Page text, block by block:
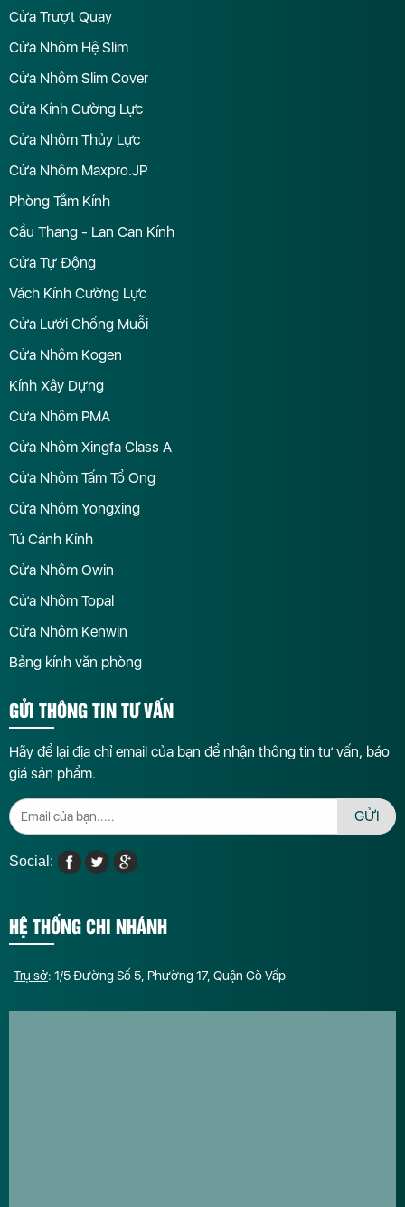
Cửa Trượt Quay
Cửa Nhôm Hệ Slim
Cửa Nhôm Slim Cover
Cửa Kính Cường Lực
Cửa Nhôm Thủy Lực
Cửa Nhôm Maxpro.JP
Phòng Tắm Kính
Cầu Thang - Lan Can Kính
Cửa Tự Động
Vách Kính Cường Lực
Cửa Lưới Chống Muỗi
Cửa Nhôm Kogen
Kính Xây Dựng
Cửa Nhôm PMA
Cửa Nhôm Xingfa Class A
Cửa Nhôm Tấm Tổ Ong
Cửa Nhôm Yongxing
Tủ Cánh Kính
Cửa Nhôm Owin
Cửa Nhôm Topal
Cửa Nhôm Kenwin
Bảng kính văn phòng
GỬI THÔNG TIN TƯ VẤN
Hãy để lại địa chỉ email của bạn để nhận thông tin tư vấn, báo
giá sản phẩm.
GỬI
Social:
HỆ THỐNG CHI NHÁNH
Trụ sở: 1/5 Đường Số 5, Phường 17, Quận Gò Vấp